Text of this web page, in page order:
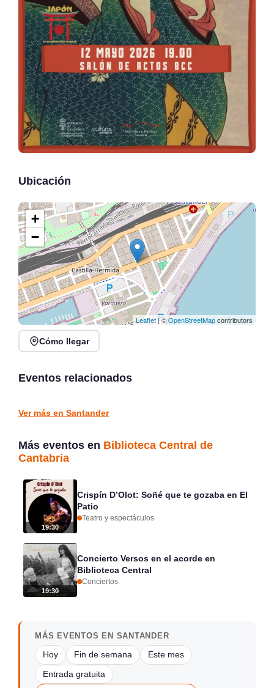
Ubicación
+
−
Leaflet | ©OpenStreetMapcontributors
Cómo llegar
Eventos relacionados
Exposición Recuerdos
Museo Marqués de
Valdecilla
Solares
Ver más en Santander
Más eventos en Biblioteca Central de
Cantabria
19:30
Crispín D’Olot: Soñé que te gozaba en El
Patio
Teatro y espectáculos
19:30
Concierto Versos en el acorde en
Biblioteca Central
Conciertos
MÁS EVENTOS EN SANTANDER
Hoy Fin de semana Este mes
Entrada gratuita